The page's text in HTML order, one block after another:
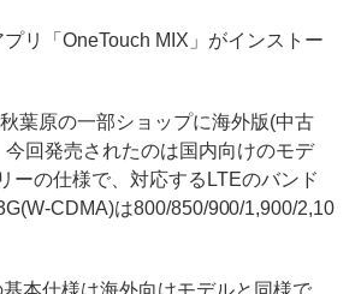
リ「OneTouch MIX」がインストー
葉原の一部ショップに海外版(中古
回発売されたのは国内向けのモデ
ーの仕様で、対応するLTEのバンド
CDMA)は800/850/900/1,900/2,10